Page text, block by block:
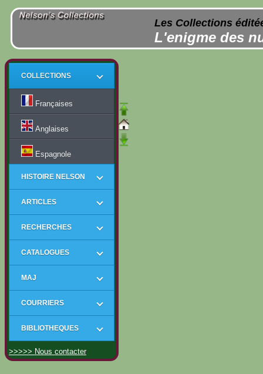
Les Collections
L'enigme des
COLLECTIONS
Françaises
Anglaises
Espagnole
HISTOIRE NELSON
ARTICLES
RECHERCHES
CATALOGUES
MAJ
COURRIERS
BIBLIOTHEQUES
>>>>> Nous contacter